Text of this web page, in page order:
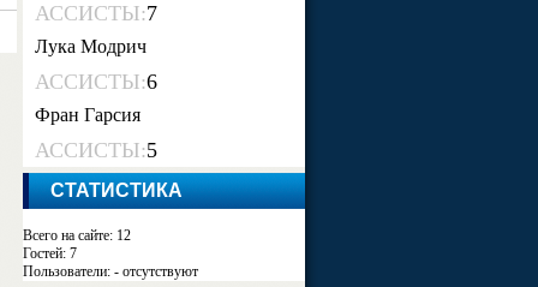
АССИСТЫ:7
Лука Модрич
АССИСТЫ:6
Фран Гарсия
АССИСТЫ:5
СТАТИСТИКА
Всего на сайте: 12
Гостей: 7
Пользователи: - отсутствуют